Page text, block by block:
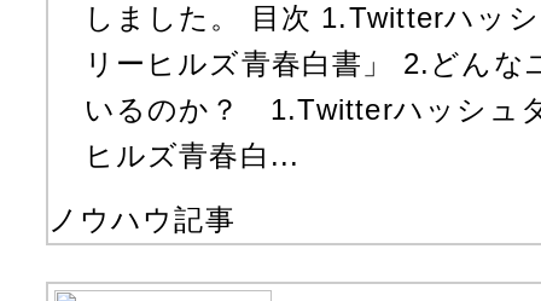
しました。 目次 1.Twitterハッ
リーヒルズ青春白書」 2.どんな
いるのか？ 1.Twitterハッシュ
ヒルズ青春白...
ノウハウ記事